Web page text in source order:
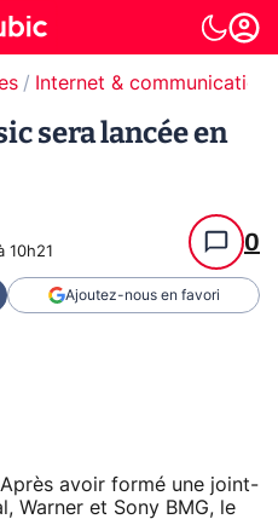
Internet & communication
sera lancée en
10h21 0
Ajoutez-nous en favori
avoir formé une joint-
Warner et Sony BMG, le